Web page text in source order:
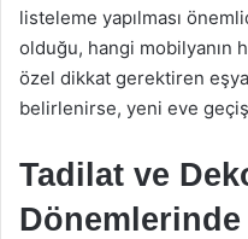
listeleme yapılması
olduğu, hangi mobilyanın
özel dikkat gerektiren
belirlenirse, yeni eve
Tadilat ve